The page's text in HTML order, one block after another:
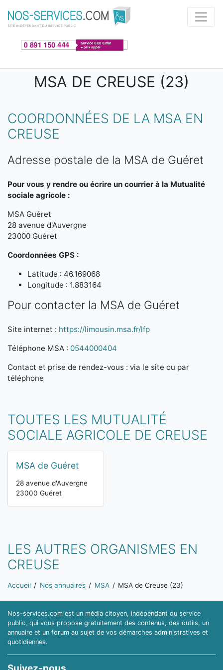
Aller au contenu principal
MSA DE CREUSE (23)
COORDONNÉES DE LA MSA EN
CREUSE
Adresse postale de la MSA de Guéret
Pour vous y rendre ou écrire un courrier à la Mutualité
sociale agricole :
MSA Guéret
28 avenue d'Auvergne
23000 Guéret
Coordonnées GPS :
Latitude : 46.169068
Longitude : 1.883164
Pour contacter la MSA de Guéret
Site internet : https://limousin.msa.fr/lfp
Téléphone MSA : 0544000404
Contact et prise de rendez-vous : via le site ou par
téléphone
TOUTES LES MUTUALITÉ
SOCIALE AGRICOLE DE CREUSE
MSA de Guéret
28 avenue d'Auvergne
23000 Guéret
LES AUTRES ORGANISMES EN
CREUSE
Vous êtes ici:
Accueil Nos annuaires MSA MSA de Creuse (23)
Nos-services.com est un média citoyen, indépendant du service
public, qui vous propose gratuitement des contenus, des outils, un
annuaire et un forum au sujet de vos démarches administratives et
quotidiennes.